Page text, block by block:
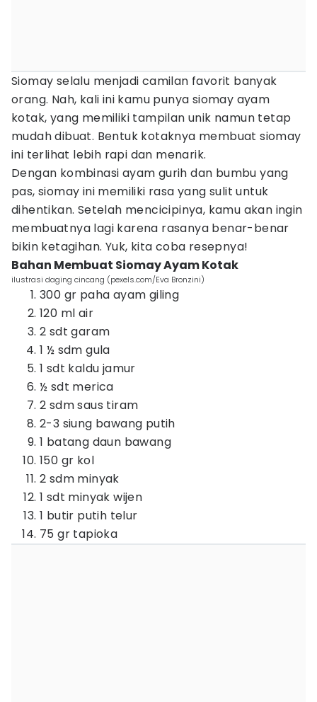
Siomay selalu menjadi camilan favorit banyak
orang. Nah, kali ini kamu punya siomay ayam
kotak, yang memiliki tampilan unik namun tetap
mudah dibuat. Bentuk kotaknya membuat siomay
ini terlihat lebih rapi dan menarik.
Dengan kombinasi ayam gurih dan bumbu yang
pas, siomay ini memiliki rasa yang sulit untuk
dihentikan. Setelah mencicipinya, kamu akan ingin
membuatnya lagi karena rasanya benar-benar
bikin ketagihan. Yuk, kita coba resepnya!
Bahan Membuat Siomay Ayam Kotak
ilustrasi daging cincang (pexels.com/Eva Bronzini)
300 gr paha ayam giling
120 ml air
2 sdt garam
1 ½ sdm gula
1 sdt kaldu jamur
½ sdt merica
2 sdm saus tiram
2-3 siung bawang putih
1 batang daun bawang
150 gr kol
2 sdm minyak
1 sdt minyak wijen
1 butir putih telur
75 gr tapioka